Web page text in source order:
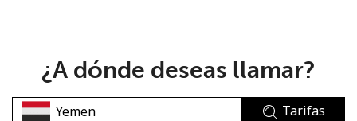
¿A dónde deseas llamar?
Tarifas